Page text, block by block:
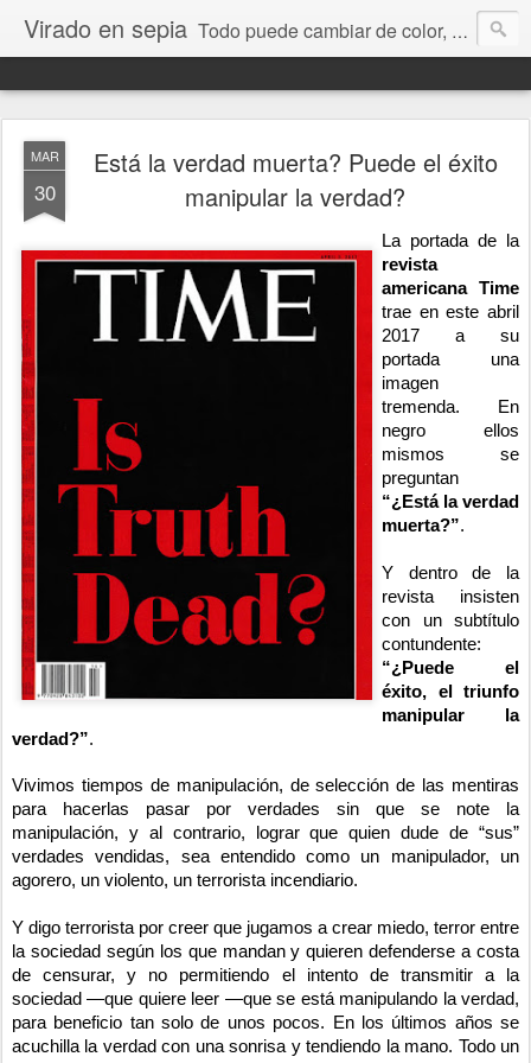
Virado en sepia Todo puede cambiar de color, depende de nosotros y de nuestra capacidad para aprender a mirar. Hablamos de sociedad, economía, empresa, política, RRHH, formación. De Historia reciente, de educación y de temas sociales.
MAR
30
Está la verdad muerta? Puede el éxito
manipular la verdad?
revista
americana Time
trae en este abril
2017 a su
portada una
imagen
tremenda. En
negro ellos
mismos se
“¿Está la verdad
muerta?”.
Y dentro de la
revista insisten
con un subtítulo
“¿Puede el
éxito, el triunfo
manipular la
verdad?”.
Vivimos tiempos de manipulación, de selección de las mentiras
para hacerlas pasar por verdades sin que se note la
manipulación, y al contrario, lograr que quien dude de “sus”
verdades vendidas, sea entendido como un manipulador, un
agorero, un violento, un terrorista incendiario.
Y digo terrorista por creer que jugamos a crear miedo, terror entre
la sociedad según los que mandan y quieren defenderse a costa
de censurar, y no permitiendo el intento de transmitir a la
sociedad —que quiere leer —que se está manipulando la verdad,
para beneficio tan solo de unos pocos. En los últimos años se
acuchilla la verdad con una sonrisa y tendiendo la mano. Todo un